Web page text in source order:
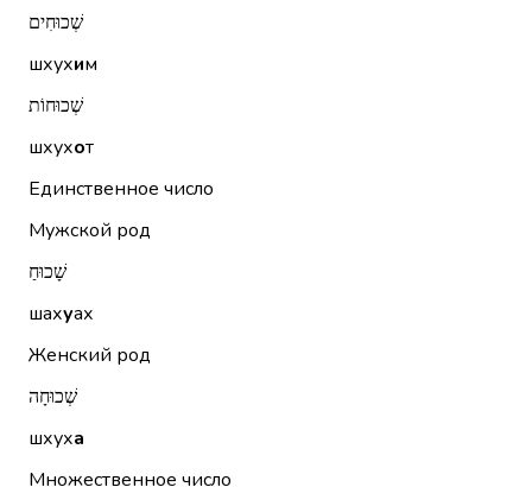
שְׁכוּחִים
шхухим
שְׁכוּחוֹת
шхухот
Единственное число
Мужской род
שָׁכוּחַ
шахуах
Женский род
שְׁכוּחָה
шхуха
Множественное число